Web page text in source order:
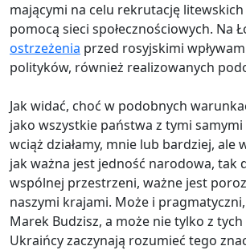
mającymi na celu rekrutację
pomocą sieci społecznościowych. Na
ostrzeżenia przed rosyjskimi
polityków, również realizowanych
Jak widać, choć w podobnych
jako wszystkie państwa z tymi
wciąż działamy, mnie lub bardziej, ale
jak ważna jest jedność narodowa, tak
wspólnej przestrzeni, ważne jest
naszymi krajami. Może i
Marek Budzisz, a może nie tylko z tych
Ukraińcy zaczynają rozumieć tego